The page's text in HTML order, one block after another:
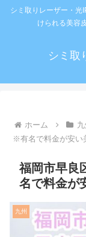
シミ取りレーザー・光
けられる美容
シミ取
ホーム 九
※有名で料金が安い
福岡市早良
名で料金が
九州